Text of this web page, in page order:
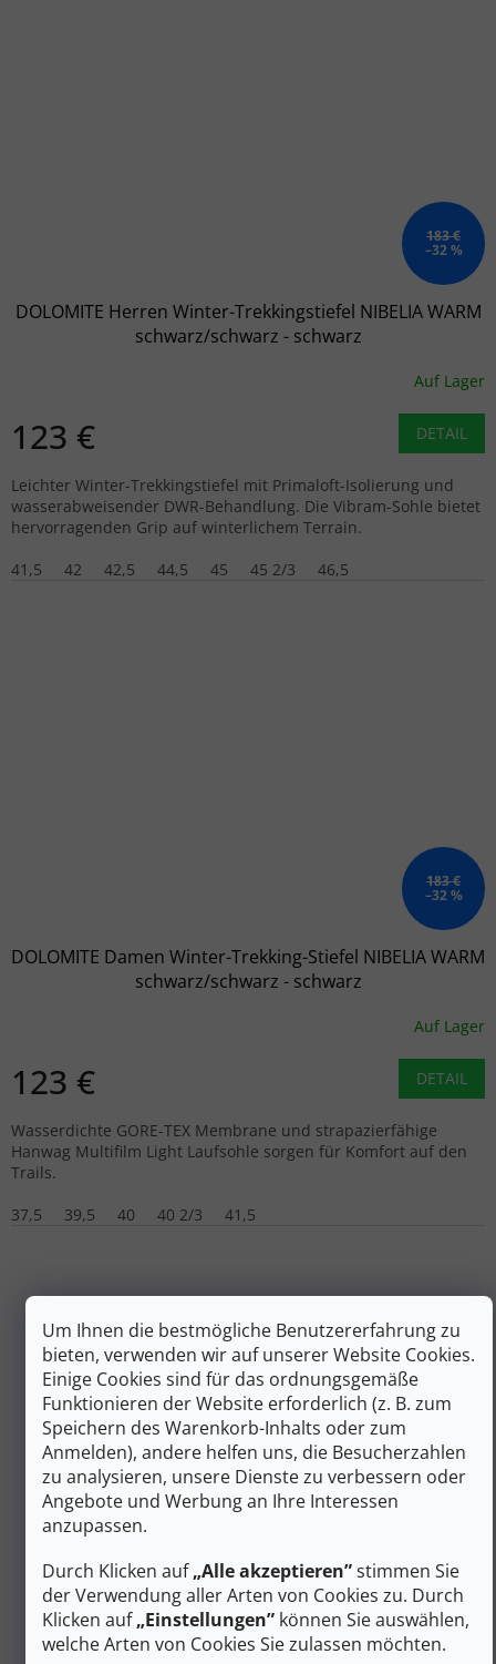
Um Ihnen die bestmögliche Benutzererfahrung zu
bieten, verwenden wir auf unserer Website Cookies.
Einige Cookies sind für das ordnungsgemäße
Funktionieren der Website erforderlich (z. B. zum
Speichern des Warenkorb-Inhalts oder zum
Anmelden), andere helfen uns, die Besucherzahlen
zu analysieren, unsere Dienste zu verbessern oder
Angebote und Werbung an Ihre Interessen
anzupassen.
Durch Klicken auf„Alle akzeptieren”stimmen Sie
der Verwendung aller Arten von Cookies zu. Durch
Klicken auf„Einstellungen” können Sie auswählen,
welche Arten von Cookies Sie zulassen möchten.
183 €
–32 %
DOLOMITE Herren Winter-Trekkingstiefel NIBELIA WARM
schwarz/schwarz - schwarz
Auf Lager
123 € DETAIL
Leichter Winter-Trekkingstiefel mit Primaloft-Isolierung und
wasserabweisender DWR-Behandlung. Die Vibram-Sohle bietet
hervorragenden Grip auf winterlichem Terrain.
41,5
42 42,5 44,5 45 45 2/3 46,5
183 €
–32 %
DOLOMITE Damen Winter-Trekking-Stiefel NIBELIA WARM
schwarz/schwarz - schwarz
Auf Lager
123 € DETAIL
Wasserdichte GORE-TEX Membrane und strapazierfähige
Hanwag Multifilm Light Laufsohle sorgen für Komfort auf den
Trails.
37,5
39,5 40 40 2/3 41,5
DOLOMITE Damen-Trekkingschuhe
CINQUANTAQUATTRO (54) LOW FG EVO GTX WS
dunkelviolett - lila